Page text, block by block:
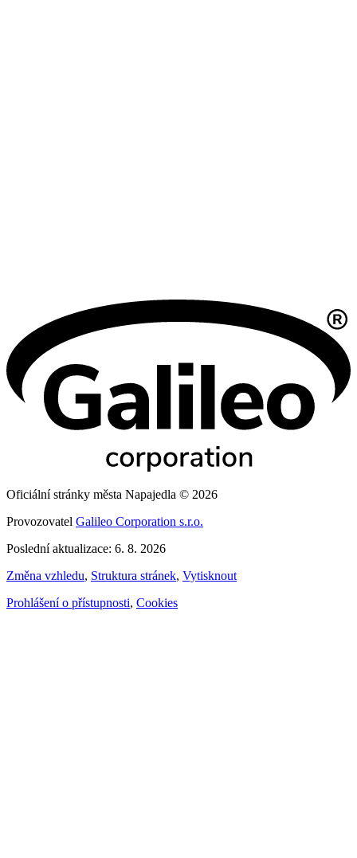
Oficiální stránky města Napajedla © 2026
Provozovatel Galileo Corporation s.r.o.
Poslední aktualizace: 6. 8. 2026
Změna vzhledu, Struktura stránek, Vytisknout
Prohlášení o přístupnosti, Cookies